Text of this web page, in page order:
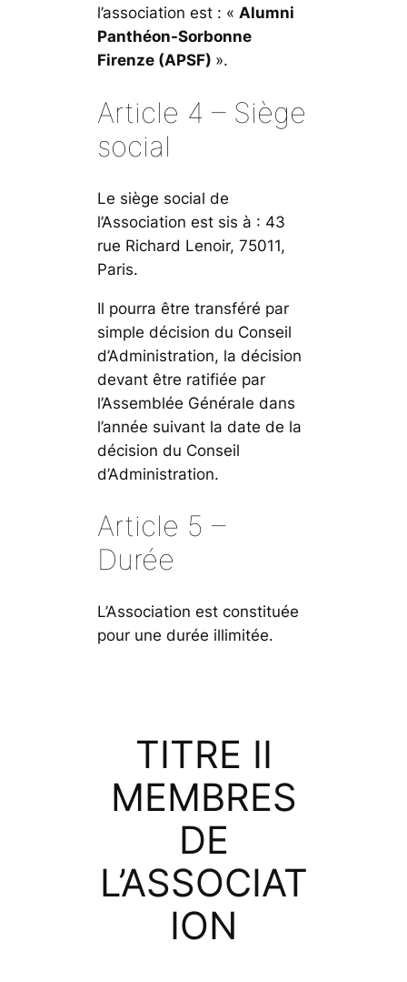
l’association est : «Alumni
Panthéon-Sorbonne
Firenze (APSF) ».
Article 4 – Siège
social
Le siège social de
l’Association est sis à : 43
rue Richard Lenoir, 75011,
Paris.
Il pourra être transféré par
simple décision du Conseil
d’Administration, la décision
devant être ratifiée par
l’Assemblée Générale dans
l’année suivant la date de la
décision du Conseil
d’Administration.
Article 5 –
Durée
L’Association est constituée
pour une durée illimitée.
TITRE II
MEMBRES
DE
L’ASSOCIAT
ION